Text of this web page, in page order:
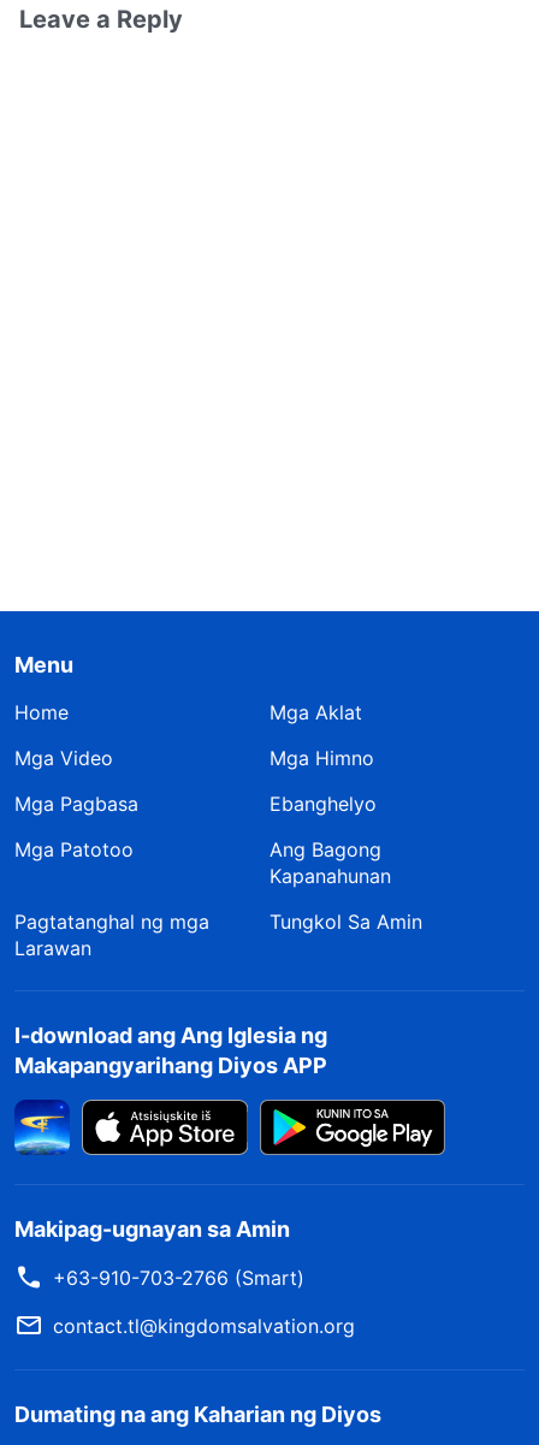
Leave a Reply
Menu
Home
Mga Aklat
Mga Video
Mga Himno
Mga Pagbasa
Ebanghelyo
Mga Patotoo
Ang Bagong
Kapanahunan
Pagtatanghal ng mga
Larawan
Tungkol Sa Amin
I-download ang Ang Iglesia ng
Makapangyarihang Diyos APP
Makipag-ugnayan sa Amin
+63-910-703-2766 (Smart)
contact.tl@kingdomsalvation.org
Dumating na ang Kaharian ng Diyos